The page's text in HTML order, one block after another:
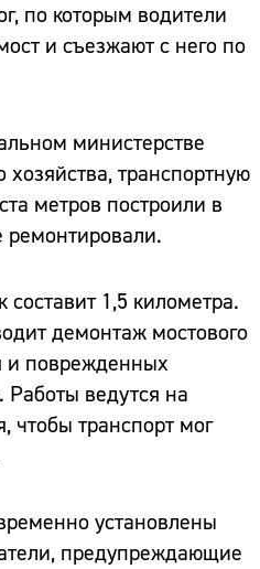
по которым водители
и съезжают с него по
министерстве
транспортную
метров построили в
ремонтировали.
1,5 километра.
демонтаж мостового
и поврежденных
ведутся на
чтобы транспорт мог
установлены
предупреждающие